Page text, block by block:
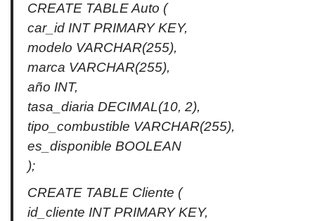
CREATE TABLE Auto (
car_id INT PRIMARY KEY,
modelo VARCHAR(255),
marca VARCHAR(255),
año INT,
tasa_diaria DECIMAL(10, 2),
tipo_combustible VARCHAR(255),
es_disponible BOOLEAN
);
CREATE TABLE Cliente (
id_cliente INT PRIMARY KEY,